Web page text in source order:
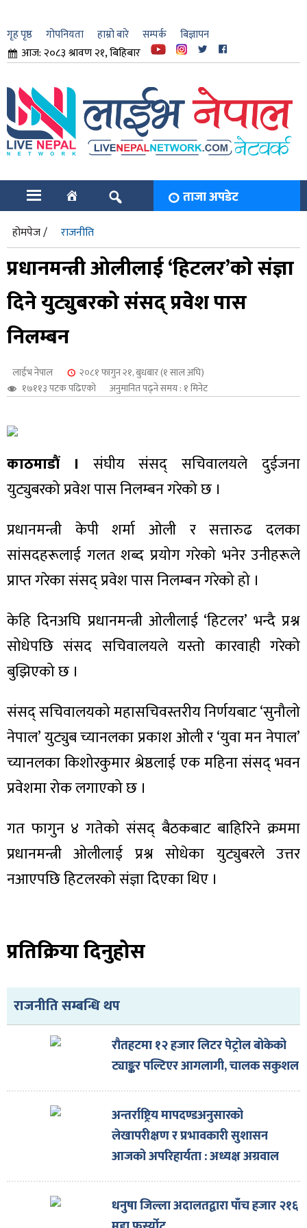
गृह पृष्ठ गोपनियता हाम्रो बारे सम्पर्क बिज्ञापन
आज: २०८३ श्रावण २१, बिहिबार
ताजा अपडेट
होमपेज / राजनीति
प्रधानमन्त्री ओलीलाई ‘हिटलर’को संज्ञा
दिने युट्युबरको संसद् प्रवेश पास
निलम्बन
लाईभ नेपाल
२०८१ फागुन २१, बुधबार (१ साल अघि)
१७११३ पटक पढिएको
अनुमानित पढ्ने समय : १ मिनेट
काठमाडौं । संघीय संसद् सचिवालयले दुईजना
युट्युबरको प्रवेश पास निलम्बन गरेको छ ।
प्रधानमन्त्री केपी शर्मा ओली र सत्तारुढ दलका
सांसदहरूलाई गलत शब्द प्रयोग गरेको भनेर उनीहरूले
प्राप्त गरेका संसद् प्रवेश पास निलम्बन गरेको हो ।
केहि दिनअघि प्रधानमन्त्री ओलीलाई ‘हिटलर’ भन्दै प्रश्न
सोधेपछि संसद सचिवालयले यस्तो कारवाही गरेको
बुझिएको छ ।
संसद् सचिवालयको महासचिवस्तरीय निर्णयबाट ‘सुनौलो
नेपाल’ युट्युब च्यानलका प्रकाश ओली र ‘युवा मन नेपाल’
च्यानलका किशोरकुमार श्रेष्ठलाई एक महिना संसद् भवन
प्रवेशमा रोक लगाएको छ ।
गत फागुन ४ गतेको संसद् बैठकबाट बाहिरिने क्रममा
प्रधानमन्त्री ओलीलाई प्रश्न सोधेका युट्युबरले उत्तर
नआएपछि हिटलरको संज्ञा दिएका थिए ।
प्रतिक्रिया दिनुहोस
राजनीति सम्बन्धि थप
रौतहटमा १२ हजार लिटर पेट्रोल बोकेको
ट्याङ्कर पल्टिएर आगलागी, चालक सकुशल
अन्तर्राष्ट्रिय मापदण्डअनुसारको
लेखापरीक्षण र प्रभावकारी सुशासन
आजको अपरिहार्यता : अध्यक्ष अग्रवाल
धनुषा जिल्ला अदालतद्वारा पाँच हजार २१६